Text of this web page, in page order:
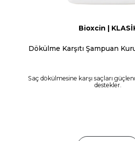
Bioxcin |
Dökülme Karşıtı Şampuan
Saç dökülmesine karşı saçları
destekler.